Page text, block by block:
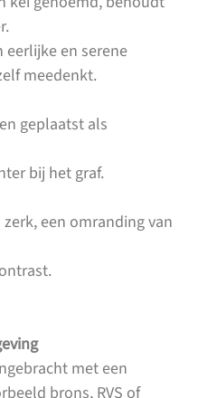
en serene
meedenkt.
geplaatst als
bij het graf.
een omranding van
met een
brons, RVS of